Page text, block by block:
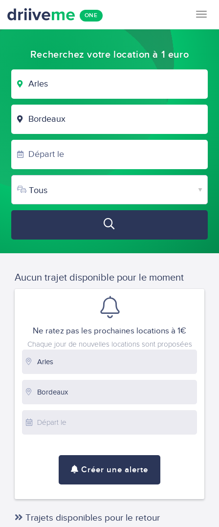
ONE
Recherchez votre location à 1 euro
Aucun trajet disponible pour le moment
Ne ratez pas les prochaines locations à 1€
Chaque jour de nouvelles locations sont proposées
Créer une alerte
Trajets disponibles pour le retour